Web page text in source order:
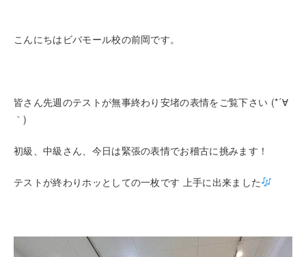
こんにちはビバモール校の前岡です。
皆さん先週のテストが無事終わり安堵の表情をご覧下さい (*´∀
｀)
初級、中級さん、今日は緊張の表情でお稽古に挑みます！
テストが終わりホッとしての一枚です 上手に出来ました